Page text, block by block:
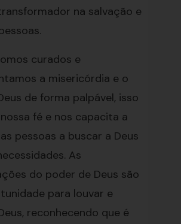
na salvação e
curados e
a misericórdia e o
de forma palpável, isso
fé e nos capacita a
pessoas a buscar a Deus
As
do poder de Deus são
para louvar e
reconhecendo que é